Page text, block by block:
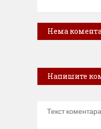
Нема
Напишите